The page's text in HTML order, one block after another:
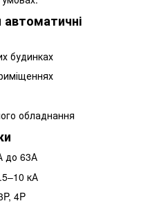
будинках
обладнання
до 63А
кА
4P